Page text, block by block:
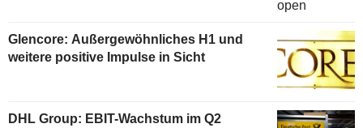
Glencore: Außergewöhnliches H1 und
weitere positive Impulse in Sicht
DHL Group: EBIT-Wachstum im Q2